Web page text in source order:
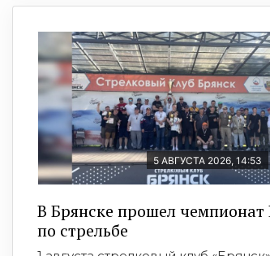
5 АВГУСТА 2026, 14:53
В Брянске прошел
по стрельбе